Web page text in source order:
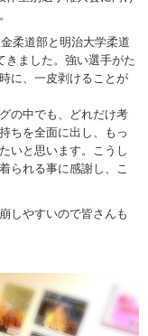
柔道部と明治大学柔道
きました。強い選手がた
に、一皮剥けることが
の中でも、どれだけ考
ちを全面に出し、もっ
いと思います。こうし
られる事に感謝し、こ
しやすいので皆さんも